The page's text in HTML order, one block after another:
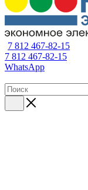
7 812 467-82-15
7 812 467-82-15
WhatsApp